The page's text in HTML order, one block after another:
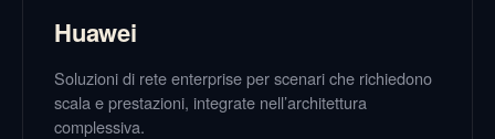
Huawei
Soluzioni di rete enterprise per scenari che richiedono
scala e prestazioni, integrate nell’architettura
complessiva.